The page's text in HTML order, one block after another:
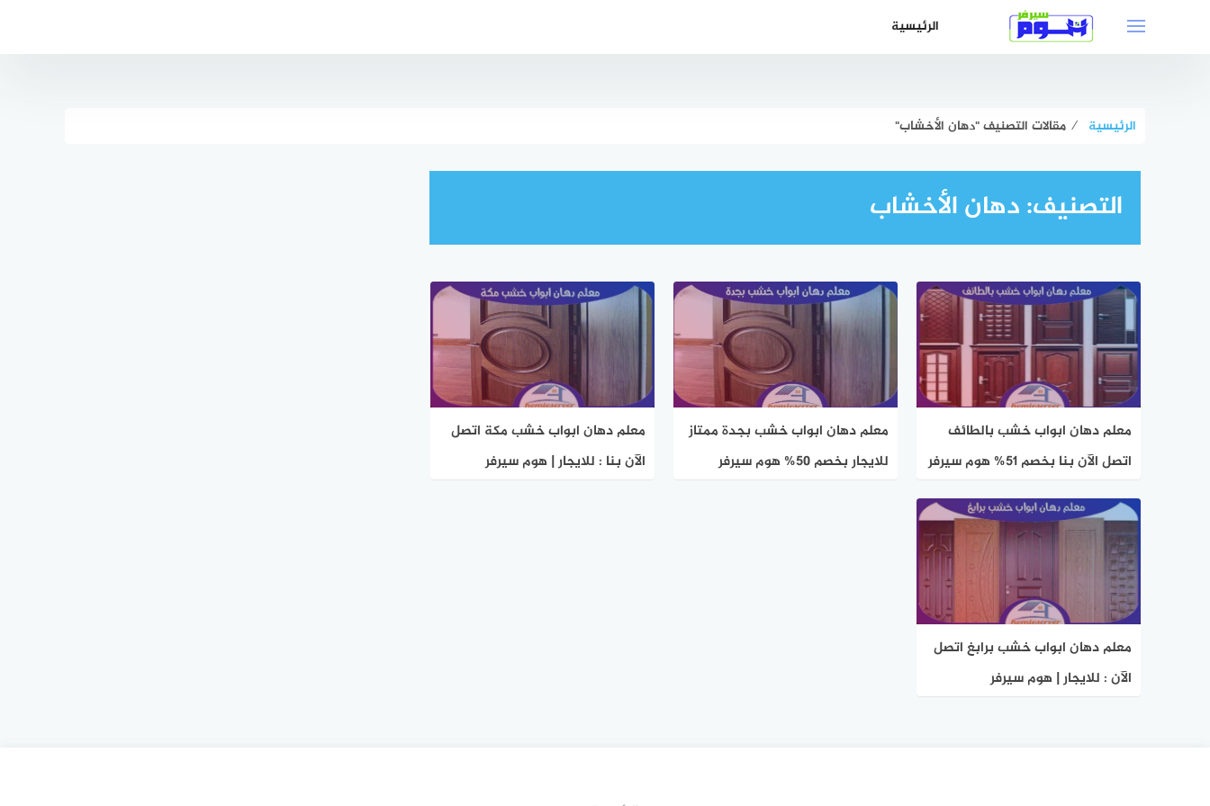
الرئيسية
الرئيسية ⁄ مقالات التصنيف "دهان الأخشاب"
التصنيف:دهان الأخشاب
معلم دهان ابواب خشب بالطائف
اتصل الآن بنا بخصم 51% هوم سيرفر
معلم دهان ابواب خشب بجدة ممتاز
للايجار بخصم 50% هوم سيرفر
معلم دهان ابواب خشب مكة اتصل
الآن بنا : للايجار | هوم سيرفر
معلم دهان ابواب خشب برابغ اتصل
الآن : للايجار | هوم سيرفر